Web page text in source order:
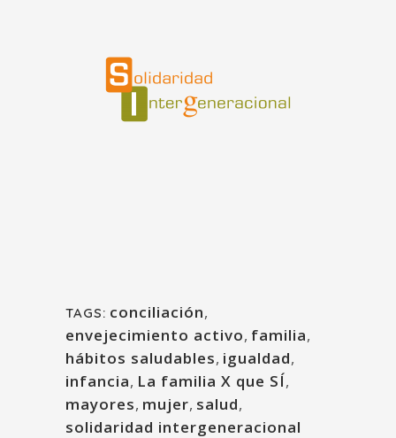
TAGS: conciliación,
envejecimiento activo, familia,
hábitos saludables, igualdad,
infancia, La familia X que SÍ,
mayores, mujer, salud,
solidaridad intergeneracional